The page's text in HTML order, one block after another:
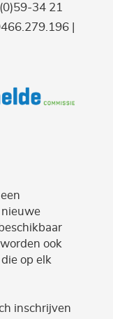
34 21
|
nieuwe
ook
die op elk
inschrijven